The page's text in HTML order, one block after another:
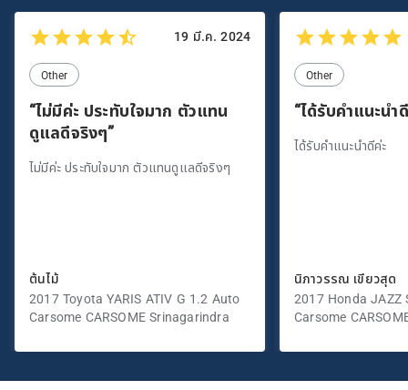
19 มี.ค. 2024
Other
“ไม่มีค่ะ ประทับใจมาก ตัวแทน
ดูแลดีจริงๆ”
ไม่มีค่ะ ประทับใจมาก ตัวแทนดูแลดีจริงๆ
ต้นไม้
2017 Toyota YARIS ATIV G 1.2 Auto
Carsome CARSOME Srinagarindra
Other
“ได้รับคำแนะนำ
ได้รับคำแนะนำดีค่ะ
นิภาวรรณ เขียวสุด
2017 Honda JAZZ
Carsome